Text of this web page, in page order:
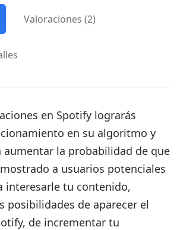
Valoraciones (2)
en Spotify lograrás
en su algoritmo y
aumentar la probabilidad de que
a usuarios potenciales
interesarle tu contenido,
posibilidades de aparecer el
de incrementar tu